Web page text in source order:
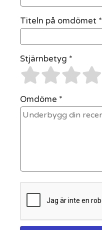
Titeln på omdömet *
Stjärnbetyg *
Omdöme *